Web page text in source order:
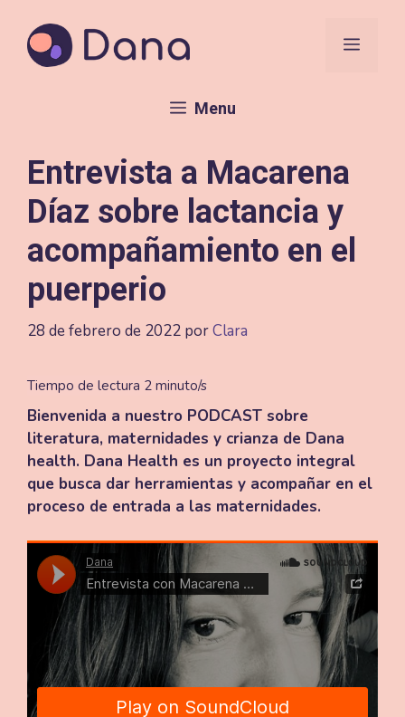
contenido
Menú
Menu
Entrevista a Macarena
Díaz sobre lactancia y
acompañamiento en el
puerperio
28 de febrero de 2022 porClara
Bienvenida a nuestro PODCAST sobre
literatura, maternidades y crianza de Dana
health. Dana Health es un proyecto integral
que busca dar herramientas y acompañar en el
proceso de entrada a las maternidades.